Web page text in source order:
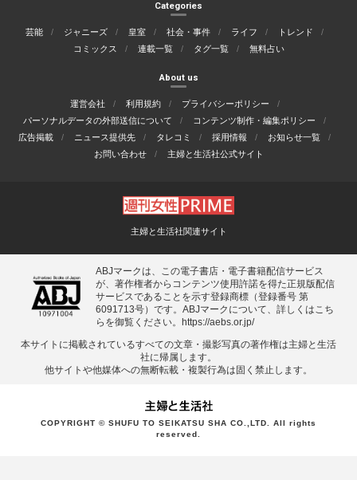
Categories
芸能 ジャニーズ 皇室 社会・事件 ライフ
トレンド
コミックス
連載一覧 タグ一覧 無料占い
About us
運営会社 利用規約
プライバシーポリシー
パーソナルデータの外部送信について
コンテンツ制作・編集ポリシー
広告掲載
ニュース提供先 タレコミ 採用情報
お知らせ一覧
お問い合わせ
主婦と生活社公式サイト
主婦と生活社関連サイト
ABJマークは、この電子書店・電子書籍配信サービス
が、著作権者からコンテンツ使用許諾を得た正規版配信
サービスであることを示す登録商標（登録番号 第
6091713号）です。ABJマークについて、詳しくはこち
らを御覧ください。 https://aebs.or.jp/
本サイトに掲載されているすべての⽂章・撮影写真の著作権は主婦と⽣活
社に帰属します。
他サイトや他媒体への無断転載・複製⾏為は固く禁⽌します。
COPYRIGHT © SHUFU TO SEIKATSU SHA CO.,LTD. All rights
reserved.